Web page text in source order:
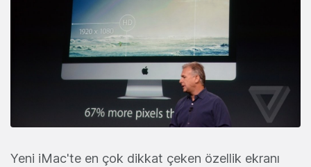
Yeni iMac'te en çok dikkat çeken özellik ekranı